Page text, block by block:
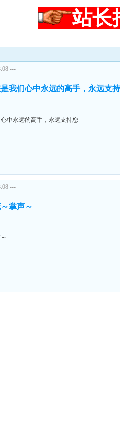
站长
---
我们心中永远的高手，永远支
中永远的高手，永远支持您
---
掌声～